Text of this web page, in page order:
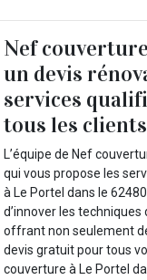
Nef
un devis
services
tous les clients
L’équipe de Nef
qui vous propose les
à Le Portel dans le
d’innover les
offrant non seulement
devis gratuit pour tous
couverture à Le Portel